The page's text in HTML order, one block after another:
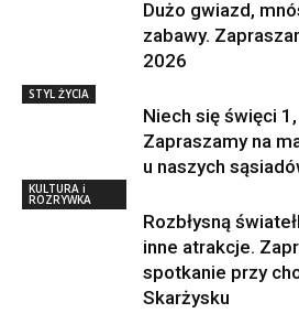
Dużo gwiazd,
zabawy.
2026
STYL ŻYCIA
Niech się święci
Zapraszamy na
u naszych
KULTURA i
ROZRYWKA
Rozbłysną
inne atrakcje.
spotkanie przy
Skarżysku